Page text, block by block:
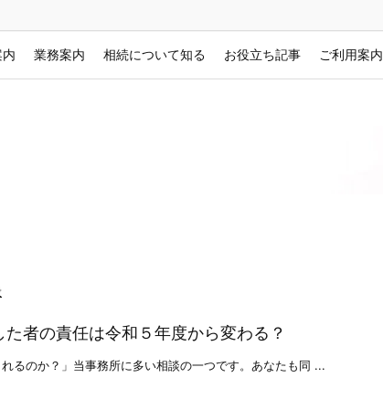
業務案内 相続について知る お役立ち記事 ご利用案内
た者の責任は令和５年度から変わる？
るのか？」当事務所に多い相談の一つです。あなたも同 ...